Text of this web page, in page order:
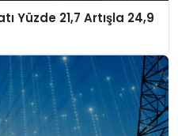
Yüzde 21,7 Artışla 24,9